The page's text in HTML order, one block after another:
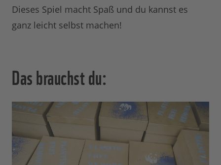
Dieses Spiel macht Spaß und du kannst es
ganz leicht selbst machen!
Das brauchst du: